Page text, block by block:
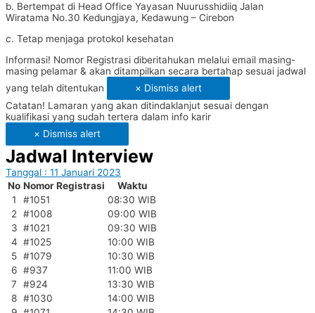
b. Bertempat di Head Office Yayasan Nuurusshidiiq Jalan
Wiratama No.30 Kedungjaya, Kedawung – Cirebon
c. Tetap menjaga protokol kesehatan
Informasi! Nomor Registrasi diberitahukan melalui email masing-
masing pelamar & akan ditampilkan secara bertahap sesuai jadwal
yang telah ditentukan
× Dismiss alert
Catatan! Lamaran yang akan ditindaklanjut sesuai dengan
kualifikasi yang sudah tertera dalam info karir
× Dismiss alert
Jadwal Interview
Tanggal : 11 Januari 2023
No Nomor Registrasi
Waktu
1
#1051
08:30 WIB
2
#1008
09:00 WIB
3 #1021
09:30 WIB
4 #1025
10:00 WIB
5 #1079
10:30 WIB
6 #937
11:00 WIB
7
#924
13:30 WIB
8 #1030
14:00 WIB